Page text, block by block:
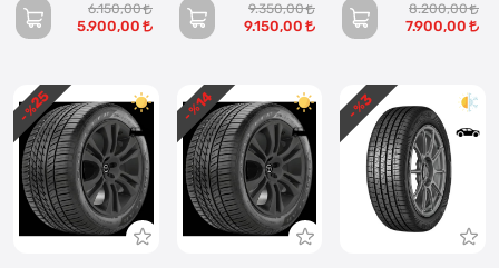
6.150,00
5.900,00
9.350,00
9.150,00
8.200,00
7.900,00
- %
25
- %
14 - %
3